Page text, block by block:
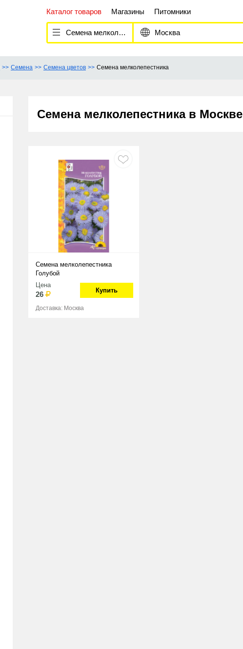
Каталог товаров Магазины Питомники
Семена мелколепестника Москва
Семена Семена цветов Семена мелколепестника
Семена мелколепестника в Москве
Семена мелколепестника
Голубой
Цена
26 Купить
Доставка: Москва